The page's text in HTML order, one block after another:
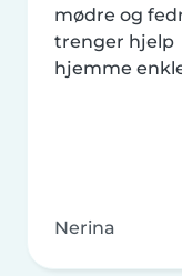
mødre og
trenger hjelp
hjemme
Nerina